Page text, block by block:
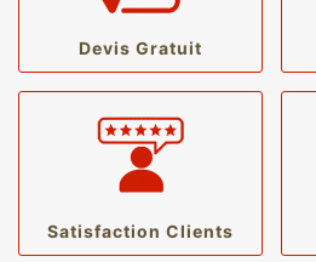
Devis Gratuit
Satisfaction Clients